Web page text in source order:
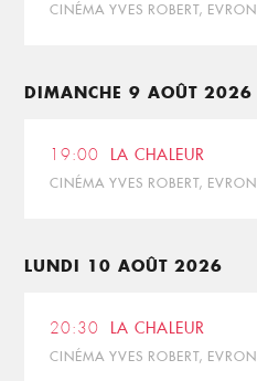
CINÉMA YVES ROBERT, EVRON
DIMANCHE 9 AOÛT 2026
19:00 LA CHALEUR
CINÉMA YVES ROBERT, EVRON
LUNDI 10 AOÛT 2026
20:30 LA CHALEUR
CINÉMA YVES ROBERT, EVRON